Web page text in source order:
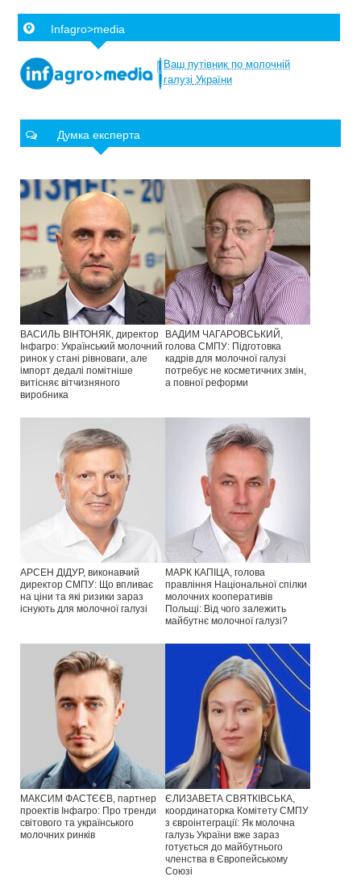
Infagro>media
Ваш путівник по молочній
галузі України
Думка експерта
ВАСИЛЬ ВІНТОНЯК, директор
Інфагро: Український молочний
ринок у стані рівноваги, але
імпорт дедалі помітніше
витісняє вітчизняного
виробника
ВАДИМ ЧАГАРОВСЬКИЙ,
голова СМПУ: Підготовка
кадрів для молочної галузі
потребує не косметичних змін,
а повної реформи
АРСЕН ДІДУР, виконавчий
директор СМПУ: Що впливає
на ціни та які ризики зараз
існують для молочної галузі
МАРК КАПІЦА, голова
правління Національної спілки
молочних кооперативів
Польщі: Від чого залежить
майбутнє молочної галузі?
МАКСИМ ФАСТЄЄВ, партнер
проектів Інфагро: Про тренди
світового та українського
молочних ринків
ЄЛИЗАВЕТА СВЯТКІВСЬКА,
координаторка Комітету СМПУ
з євроінтеграції: Як молочна
галузь України вже зараз
готується до майбутнього
членства в Європейському
Союзі